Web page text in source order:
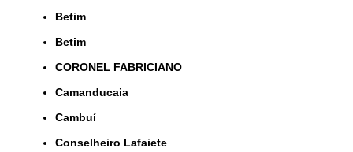
Betim
Betim
CORONEL FABRICIANO
Camanducaia
Cambuí
Conselheiro Lafaiete